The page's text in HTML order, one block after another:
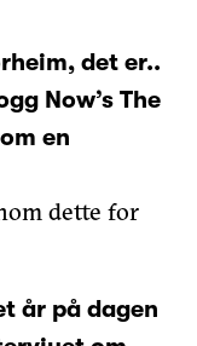
det er..
Now’s The
en
dette for
år på dagen